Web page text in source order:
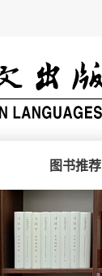
图书推荐